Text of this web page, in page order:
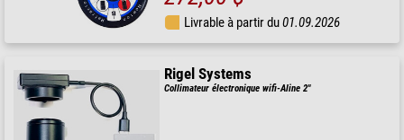
Livrable à partir du01.09.2026
Rigel Systems
Collimateur électronique wifi-Aline 2"